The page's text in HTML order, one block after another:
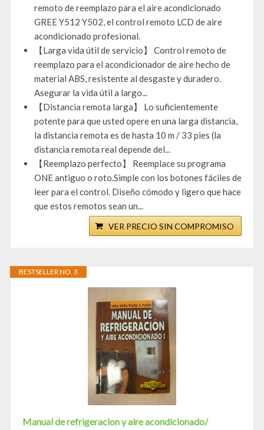
remoto de reemplazo para el aire acondicionado
GREE Y512 Y502, el control remoto LCD de aire
acondicionado profesional.
【Larga vida útil de servicio】 Control remoto de
reemplazo para el acondicionador de aire hecho de
material ABS, resistente al desgaste y duradero.
Asegurar la vida útil a largo...
【Distancia remota larga】 Lo suficientemente
potente para que usted opere en una larga distancia,
la distancia remota es de hasta 10 m / 33 pies (la
distancia remota real depende del...
【Reemplazo perfecto】 Reemplace su programa
ONE antiguo o roto.Simple con los botones fáciles de
leer para el control. Diseño cómodo y ligero que hace
que estos remotos sean un...
VER PRECIO SIN COMPROMISO
BESTSELLER NO. 3
Manual de refrigeracion y aire acondicionado/